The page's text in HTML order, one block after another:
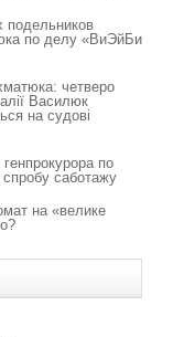
подельников
по делу «ВиЭйБи
четверо
Василюк
на судові
по
спробу саботажу
на «велике